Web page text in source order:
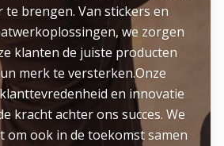
te brengen. Van stickers en
we zorgen
klanten de juiste producten
merk te versterken.Onze
en innovatie
kracht achter ons succes. We
om ook in de toekomst samen